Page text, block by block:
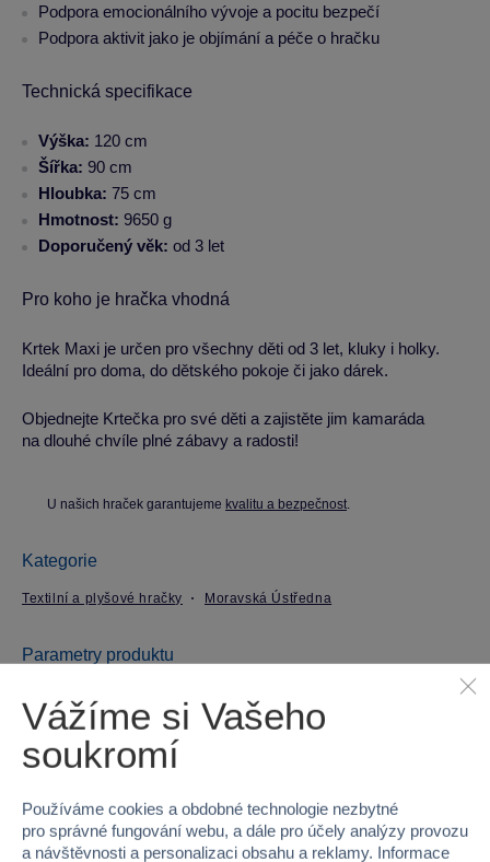
Podpora emocionálního vývoje a pocitu bezpečí
Podpora aktivit jako je objímání a péče o hračku
Technická specifikace
Výška: 120 cm
Šířka: 90 cm
Hloubka: 75 cm
Hmotnost: 9650 g
Doporučený věk: od 3 let
Pro koho je hračka vhodná
Krtek Maxi je určen pro všechny děti od 3 let, kluky i holky.
Ideální pro doma, do dětského pokoje či jako dárek.
Objednejte Krtečka pro své děti a zajistěte jim kamaráda
na dlouhé chvíle plné zábavy a radosti!
U našich hraček garantujeme kvalitu a bezpečnost.
Kategorie
Textilní a plyšové hračky Moravská Ústředna
Parametry produktu
EAN 8590121409049
Kód produktu
Značka Moravská Ústředna
Vážíme si Vašeho
soukromí
Používáme cookies a obdobné technologie nezbytné
pro správné fungování webu, a dále pro účely analýzy provozu
a návštěvnosti a personalizaci obsahu a reklamy. Informace